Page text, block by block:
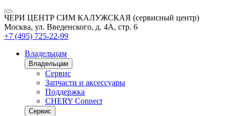
ЧЕРИ ЦЕНТР СИМ КАЛУЖСКАЯ (сервисный центр)
Москва, ул. Введенского, д. 4А, стр. 6
+7 (495) 725-22-99
Владельцам
Владельцам
Сервис
Запчасти и аксессуары
Поддержка
CHERY Connect
Сервис